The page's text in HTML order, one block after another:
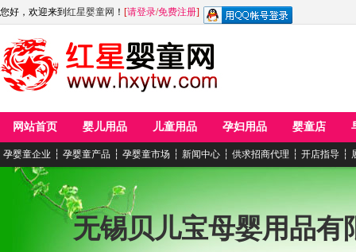
您好，欢迎来到 红星婴童网 ！ [请登录/免费注册]
网站首页 婴儿用品 儿童用品 孕妇用品 婴童店
孕婴童企业 ┆ 孕婴童产品 ┆ 孕婴童市场 ┆ 新闻中心 ┆ 供求招商代理 ┆ 开店指导 ┆
无锡贝儿宝母婴用品有